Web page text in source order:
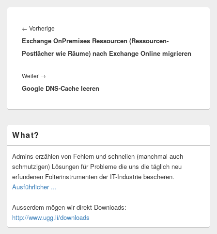
← Vorherige
Beitrag:
Exchange OnPremises Ressourcen (Ressourcen-
Postfächer wie Räume) nach Exchange Online migrieren
Weiter →
Beitrag:
Google DNS-Cache leeren
Seitenleisten-
Widgetbereich
What?
Admins erzählen von Fehlern und schnellen (manchmal auch
schmutzigen) Lösungen für Probleme die uns die täglich neu
erfundenen Folterinstrumenten der IT-Industrie bescheren.
Ausführlicher ...
Ausserdem mögen wir direkt Downloads:
http://www.ugg.li/downloads